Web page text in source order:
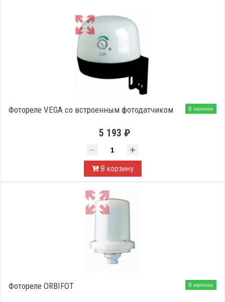
В наличии
Фотореле VEGA со встроенным фотодатчиком
5 193 ₽
В корзину
В наличии
Фотореле ORBIFOT